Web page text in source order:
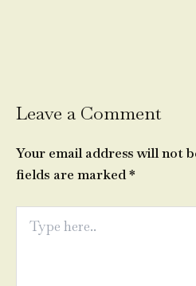
Leave a Comment
Your email address will not
fields are marked*
here..